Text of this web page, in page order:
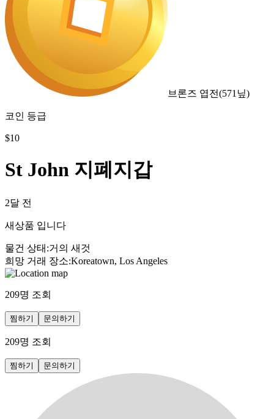
브론즈 엽전(571 닢)
코인 등급
$10
St John 지폐지갑
2달 전
새상품 입니다
물건 상태 :거의 새것
희망 거래 장소:Koreatown, Los Angeles
209명 조회
찜하기 문의하기
209명 조회
찜하기 문의하기